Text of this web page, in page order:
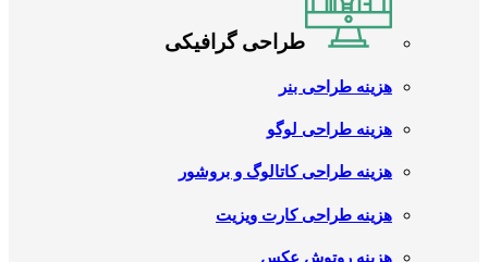
طراحی گرافیکی
هزینه طراحی بنر
هزینه طراحی لوگو
هزینه طراحی کاتالوگ و بروشور
هزینه طراحی کارت ویزیت
هزینه روتوش عکس